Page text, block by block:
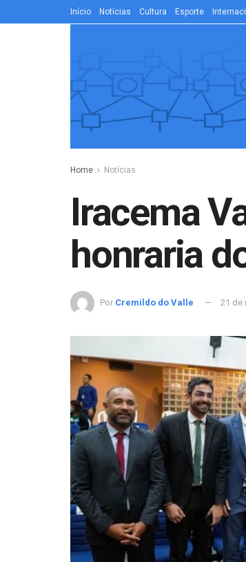
Início Notícias Cultura Esporte
Home Notícias
Iracema
honraria
Por Cremildo do Valle 21 de